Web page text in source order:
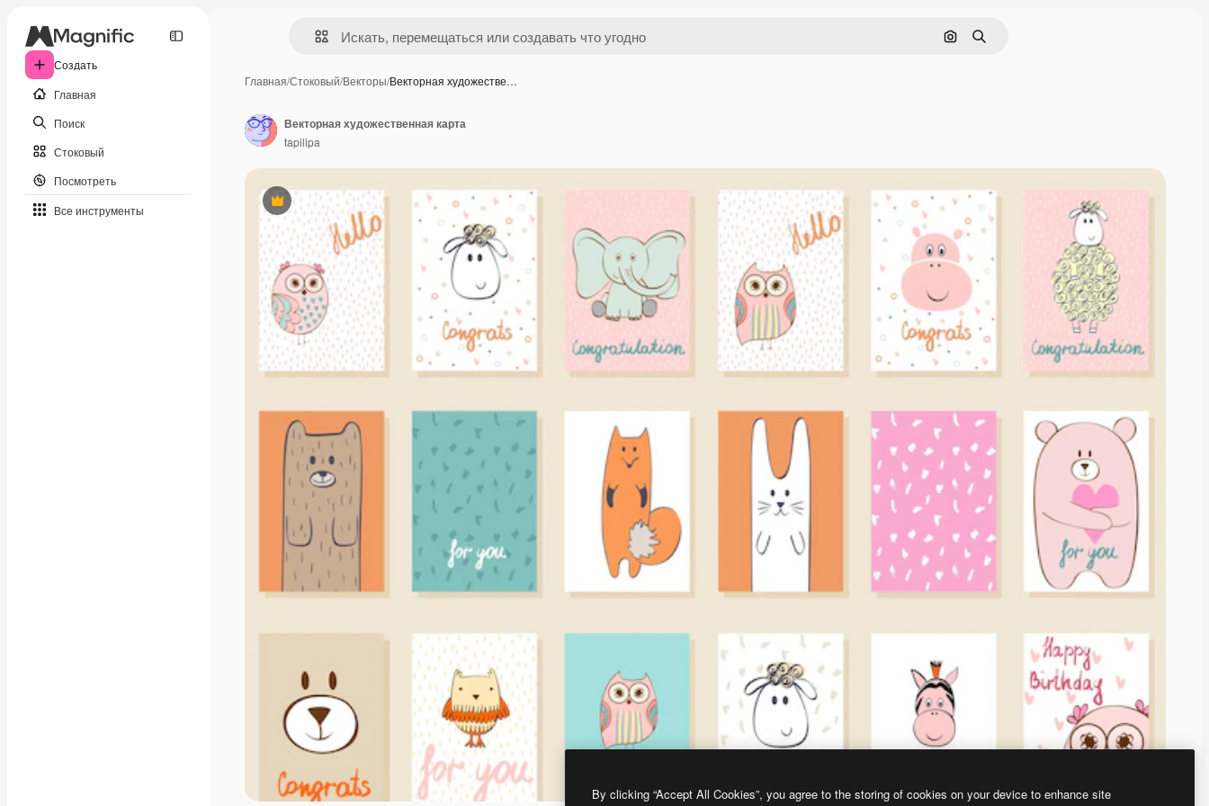
Создать
Главная
Поиск
Стоковый
Посмотреть
Все инструменты
Поиск по изображению
Поиск
Главная/Стоковый/Векторы/Векторная художестве…
Премиум
Векторная художественная карта
tapilipa
By clicking “Accept All Cookies”, you agree to the storing of cookies on your device to enhance site